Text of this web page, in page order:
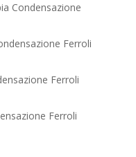
Condensazione
Ferroli
Ferroli
Ferroli